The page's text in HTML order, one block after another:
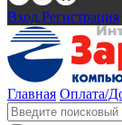
Вход.Регистрация
Главная Оплата/